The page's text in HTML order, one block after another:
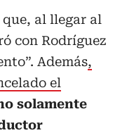
al llegar al
con Rodríguez
Además,
el
solamente